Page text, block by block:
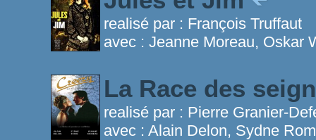
realisé par : François Truffaut
avec : Jeanne Moreau, Oskar
La Race des
realisé par : Pierre Granier-
avec : Alain Delon, Sydne